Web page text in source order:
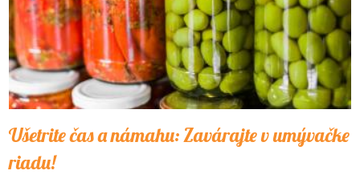
Ušetrite čas a námahu: Zavárajte v umývačke
riadu!